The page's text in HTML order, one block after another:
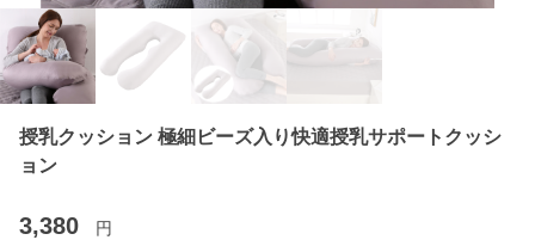
授乳クッション 極細ビーズ入り快適授乳サポートクッシ
ョン
3,380 円